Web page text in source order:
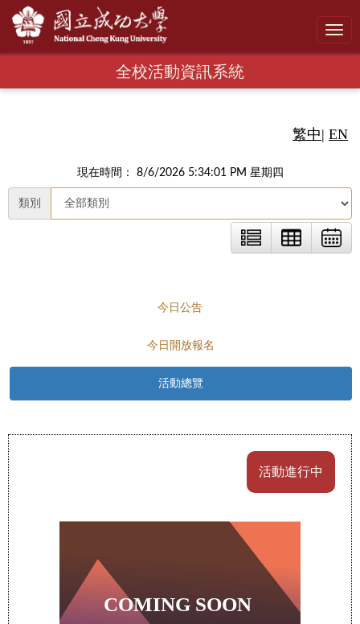
全校活動資訊系統
繁中| EN
現在時間： 8/6/2026 5:34:02 PM 星期四
類別
今日公告
今日開放報名
活動總覽
活動進行中